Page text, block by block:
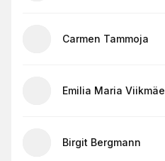
Carmen Tammoja
Emilia Maria Viikmäe
Birgit Bergmann